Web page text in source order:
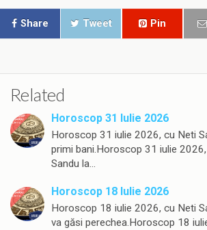
Share Tweet Pin
Related
Horoscop 31 Iulie 2026
Horoscop 31 iulie 2026, cu Neti
primi bani.Horoscop 31 iulie
Sandu la…
Horoscop 18 Iulie 2026
Horoscop 18 iulie 2026, cu Neti
va găsi perechea.Horoscop 18